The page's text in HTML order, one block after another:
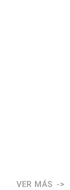
VER MÁS